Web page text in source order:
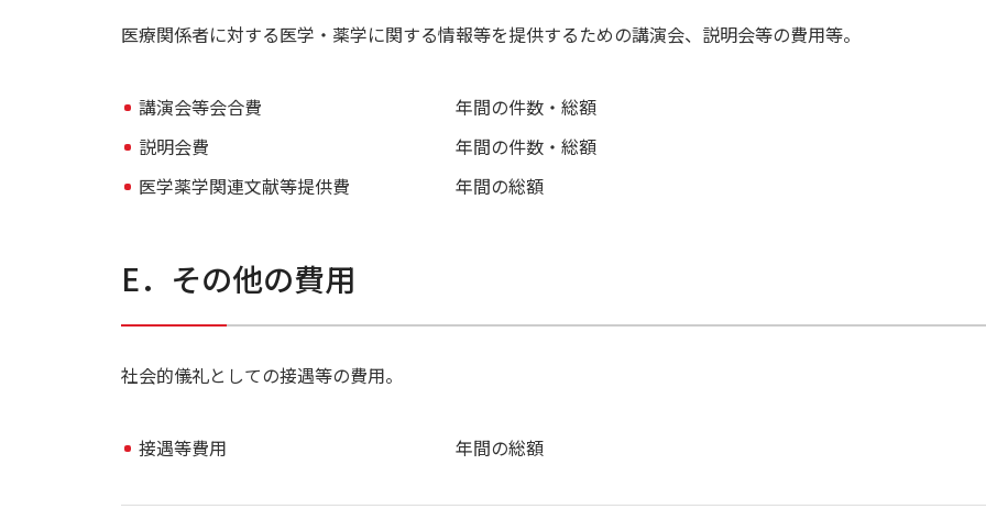
医療関係者に対する医学・薬学に関する情報等を提供するための講演会、説明会等の費用等。
講演会等会合費
年間の件数・総額
説明会費
年間の件数・総額
医学薬学関連文献等提供費
年間の総額
E．その他の費用
社会的儀礼としての接遇等の費用。
接遇等費用 年間の総額